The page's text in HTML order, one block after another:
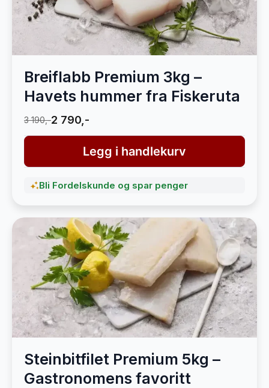
Breiflabb Premium 3kg –
Havets hummer fra Fiskeruta
3 190,-2 790,-
Legg i handlekurv
Bli Fordelskunde og spar penger
Steinbitfilet Premium 5kg –
Gastronomens favoritt